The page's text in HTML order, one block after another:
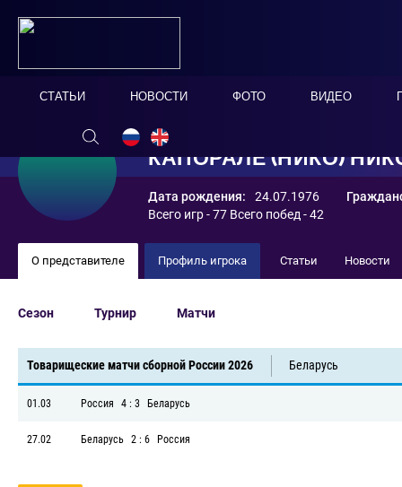
СТАТЬИ НОВОСТИ ФОТО ВИДЕО
КАПОРАЛЕ (НИКО)
Дата рождения: 24.07.1976
Всего игр - 77 Всего побед - 42
О представителе Профиль игрока Статьи Новости
Сезон Турнир Матчи
Товарищеские матчи сборной России 2026 Беларусь
01.03 Россия 4 : 3 Беларусь
27.02 Беларусь 2 : 6 Россия